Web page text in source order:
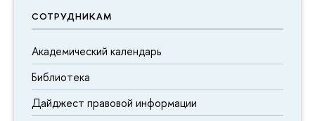
СОТРУДНИКАМ
Академический календарь
Библиотека
Дайджест правовой информации